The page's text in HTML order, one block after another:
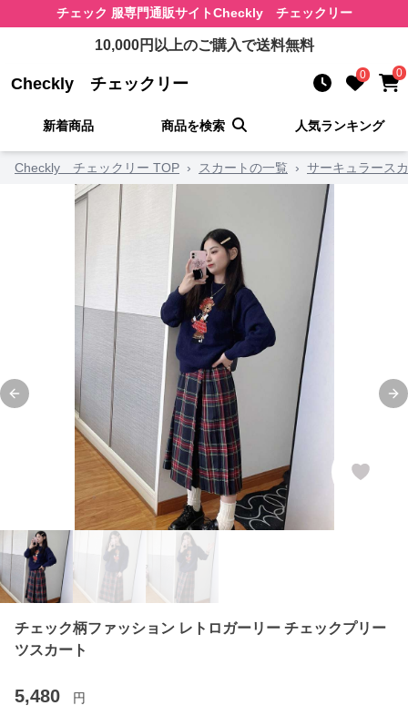
チェック 服専門通販サイトCheckly チェックリー
10,000円以上のご購入で送料無料
Checkly チェックリー 0 0
新着商品 商品を検索 人気ランキング
Checkly チェックリー TOP › スカートの一覧 › サーキュラース
Previous slide
チェック柄ファッション レトロガーリー チェックプリー
ツスカート
5,480 円